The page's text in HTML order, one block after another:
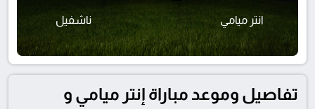
انتر ميامي ناشفيل
تفاصيل وموعد مباراة إنتر ميامي و